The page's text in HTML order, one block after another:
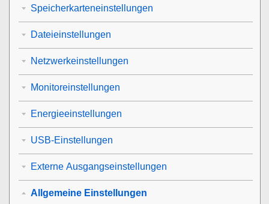
Speicherkarteneinstellungen
Dateieinstellungen
Netzwerkeinstellungen
Monitoreinstellungen
Energieeinstellungen
USB-Einstellungen
Externe Ausgangseinstellungen
Allgemeine Einstellungen